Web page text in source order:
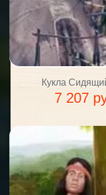
Кукла
7 207